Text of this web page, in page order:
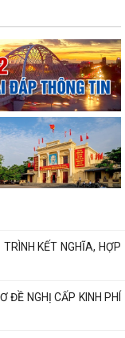
VÀ TRIỂN KHAI
3...
hành chính được sửa
ban hành mới, được
KẾT NGHĨA, HỢP
ĐỀ NGHỊ CẤP KINH PHÍ